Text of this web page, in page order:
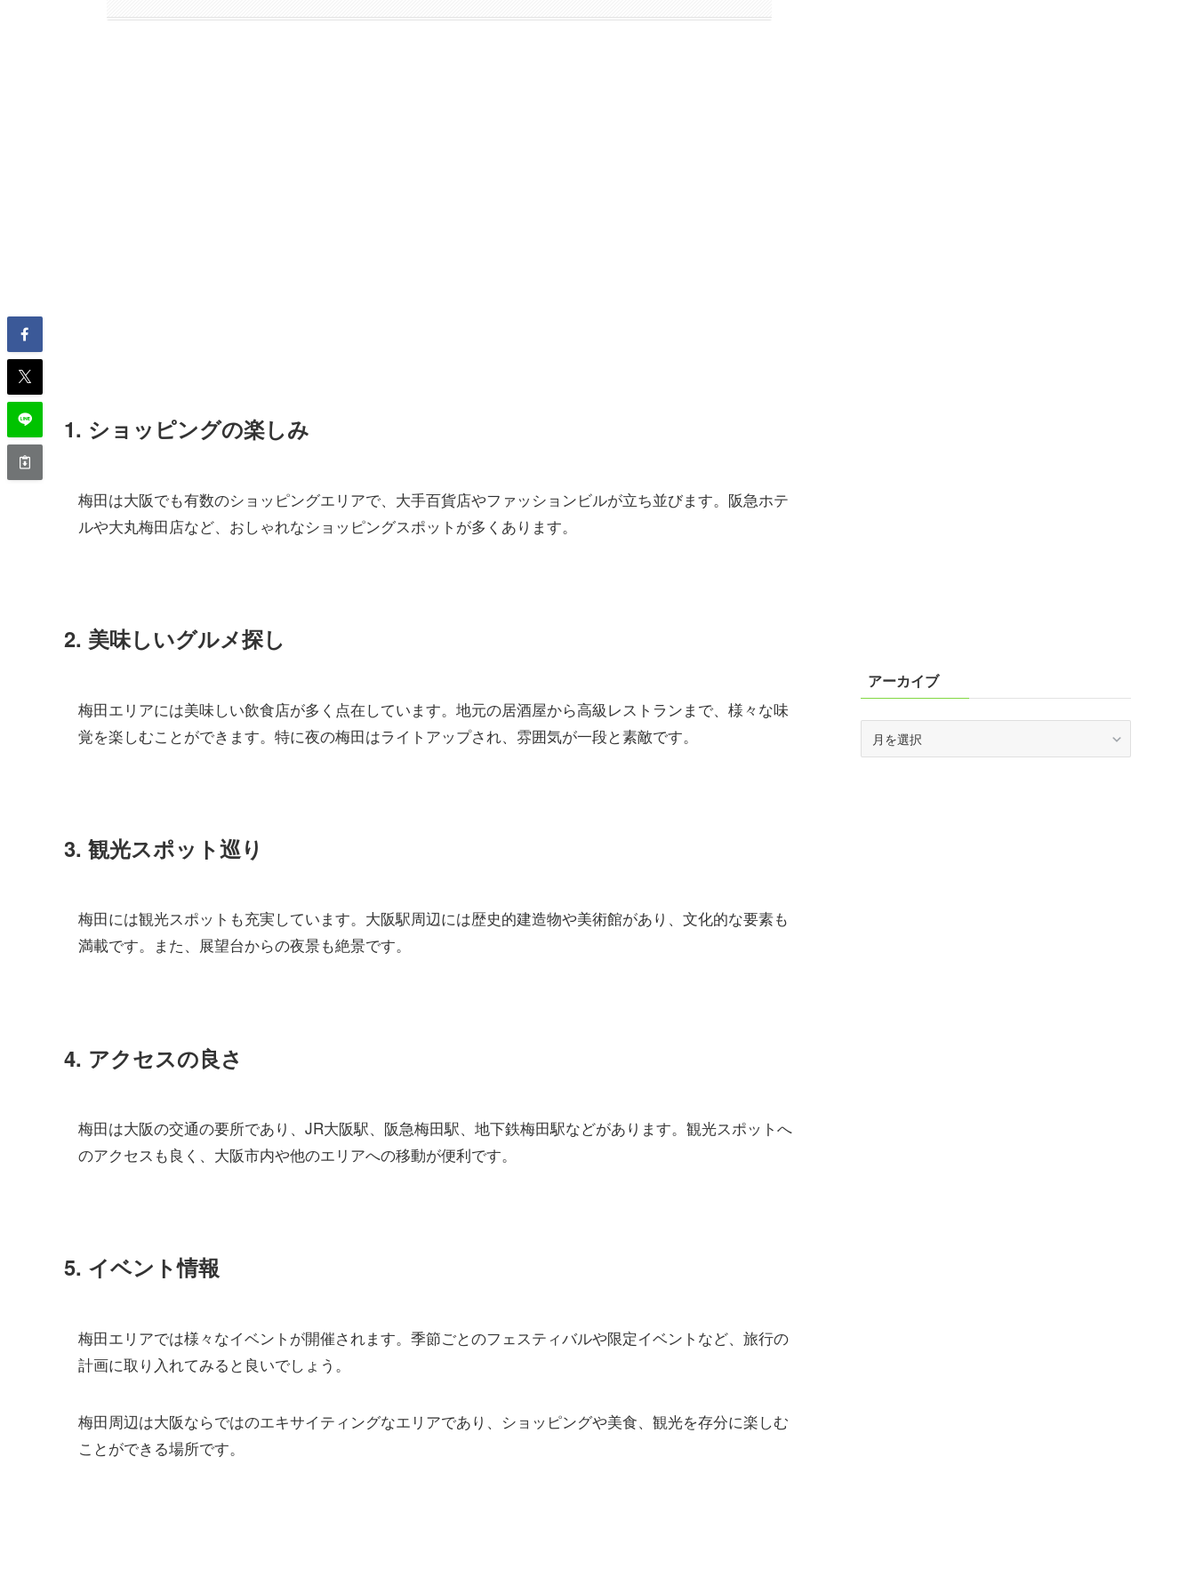
1. ショッピングの楽しみ
梅田は大阪でも有数のショッピングエリアで、大手百貨店やファッションビルが立ち並びます。阪急ホテ
ルや大丸梅田店など、おしゃれなショッピングスポットが多くあります。
2. 美味しいグルメ探し
梅田エリアには美味しい飲食店が多く点在しています。地元の居酒屋から高級レストランまで、様々な味
覚を楽しむことができます。特に夜の梅田はライトアップされ、雰囲気が一段と素敵です。
3. 観光スポット巡り
梅田には観光スポットも充実しています。大阪駅周辺には歴史的建造物や美術館があり、文化的な要素も
満載です。また、展望台からの夜景も絶景です。
4. アクセスの良さ
梅田は大阪の交通の要所であり、JR大阪駅、阪急梅田駅、地下鉄梅田駅などがあります。観光スポットへ
のアクセスも良く、大阪市内や他のエリアへの移動が便利です。
5. イベント情報
梅田エリアでは様々なイベントが開催されます。季節ごとのフェスティバルや限定イベントなど、旅行の
計画に取り入れてみると良いでしょう。
梅田周辺は大阪ならではのエキサイティングなエリアであり、ショッピングや美食、観光を存分に楽しむ
ことができる場所です。
アーカイブ